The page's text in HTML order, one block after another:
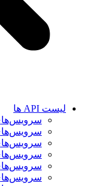
لیست API ها